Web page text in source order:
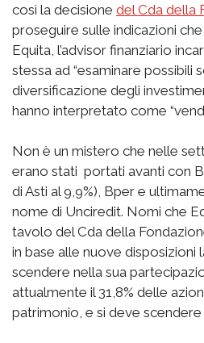
così la decisione del Cda della
proseguire sulle indicazioni
Equita, l’advisor finanziario
stessa ad “esaminare possibili
diversificazione degli
hanno interpretato come
Non è un mistero che nelle
erano stati portati avanti con
di Asti al 9,9%), Bper e
nome di Unciredit. Nomi che
tavolo del Cda della
in base alle nuove disposizioni
scendere nella sua
attualmente il 31,8% delle
patrimonio, e si deve scendere